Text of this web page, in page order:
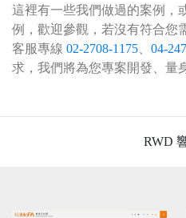
這裡有一些我們做過的案例，
例，歡迎參觀，若沒有符合您
客服專線 02-2708-1175 04-
求，我們將為您專案開發、量
RWD